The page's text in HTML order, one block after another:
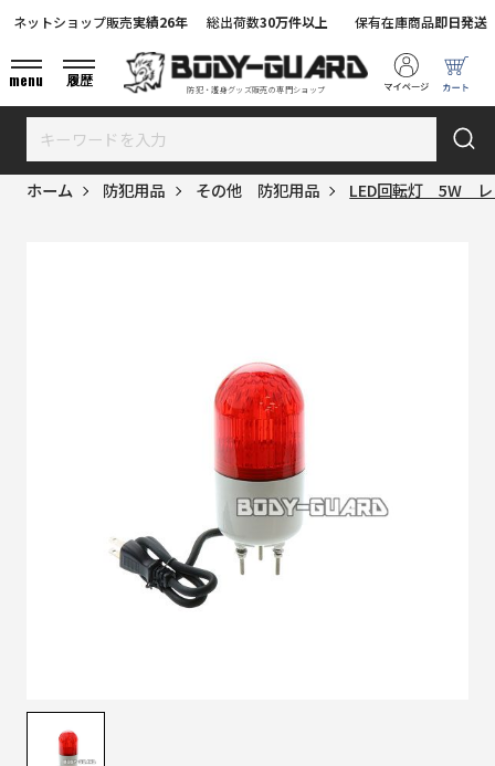
防犯・護身グッズ販売の専門ショップ
ネットショップ販売実績26年 総出荷数30万件以上 保有在庫商品即日発送
menu 履歴
ホーム 防犯用品 その他 防犯用品 LED回転灯 5W